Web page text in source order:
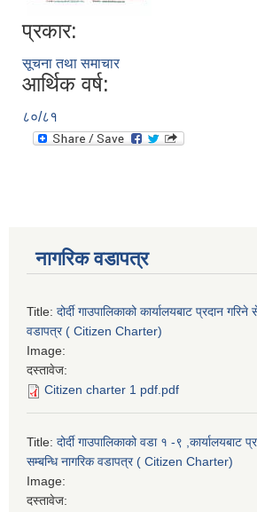
प्रकार:
सूचना तथा समाचार
आर्थिक वर्ष:
८०/८१
नागरिक वडापत्र
Title: दोर्दी गाउपालिकाको कार्यालयबाट प्रदान
वडापत्र ( Citizen Charter)
Image:
दस्तावेज:
Citizen charter 1 pdf.pdf
Title: दोर्दी गाउपालिकाको वडा १ -९ ,कार्यालयबाट
सम्बन्धि नागरिक वडापत्र ( Citizen Charter)
Image:
दस्तावेज: